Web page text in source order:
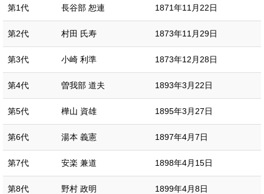
第1代 長谷部 恕連 1871年11月22日
第2代 村田 氏寿 1873年11月29日
第3代 小崎 利準 1873年12月28日
第4代 曽我部 道夫 1893年3月22日
第5代 樺山 資雄 1895年3月27日
第6代 湯本 義憲 1897年4月7日
第7代 安楽 兼道 1898年4月15日
第8代 野村 政明 1899年4月8日